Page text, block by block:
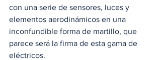
con una serie de sensores, luces y
elementos aerodinámicos en una
inconfundible forma de martillo, que
parece será la firma de esta gama de
eléctricos.